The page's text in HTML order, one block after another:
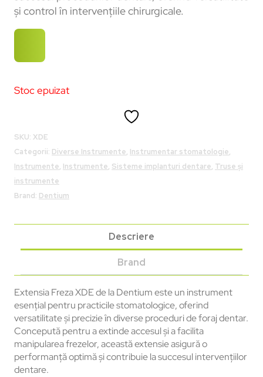
și control în intervențiile chirurgicale.
Stoc epuizat
SKU: XDE
Categorii: Diverse Instrumente, Instrumentar stomatologie,
Instrumente, Instrumente, Sisteme implanturi dentare, Truse și
instrumente
Brand: Dentium
Descriere
Brand
Extensia Freza XDE de la Dentium este un instrument
esențial pentru practicile stomatologice, oferind
versatilitate și precizie în diverse proceduri de foraj dentar.
Concepută pentru a extinde accesul și a facilita
manipularea frezelor, această extensie asigură o
performanță optimă și contribuie la succesul intervențiilor
dentare.